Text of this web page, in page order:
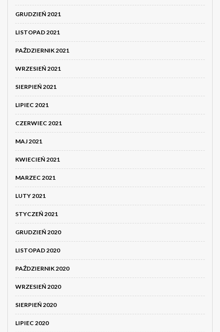
GRUDZIEŃ 2021
LISTOPAD 2021
PAŹDZIERNIK 2021
WRZESIEŃ 2021
SIERPIEŃ 2021
LIPIEC 2021
CZERWIEC 2021
MAJ 2021
KWIECIEŃ 2021
MARZEC 2021
LUTY 2021
STYCZEŃ 2021
GRUDZIEŃ 2020
LISTOPAD 2020
PAŹDZIERNIK 2020
WRZESIEŃ 2020
SIERPIEŃ 2020
LIPIEC 2020